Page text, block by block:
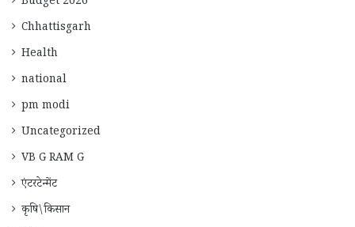
Chhattisgarh
Health
national
pm modi
Uncategorized
VB G RAM G
एंटरटेन्मेंट
कृषि\किसान